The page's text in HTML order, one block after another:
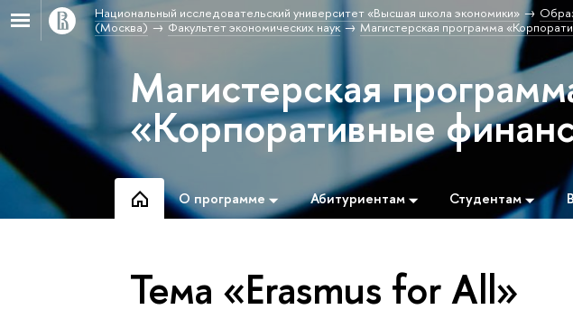
Национальный исследовательский университет «Высшая школа экономики»
(Москва)
Факультет экономических наук Магистерская программа
Магистерская
«Корпоративные
О программе Абитуриентам Студентам
Тема «Erasmus for All»